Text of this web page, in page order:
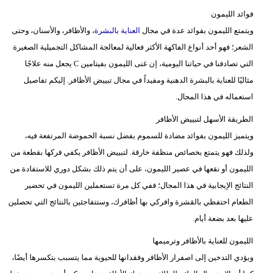
فوائد الليمون
ويتمتع الليمون بفوائد عدة في مجال العناية بالبشرة، والأظافر، والأسنان، وحتى
الشعر؛ فهو أحد أنواع الفاكهة الأكثر فعالية لمعالجة المشاكل التجميلية الصغيرة
التي تصادفنا في حياتنا اليومية، إن غنى الليمون بفيتامين C يجعل منه علاجًا
مثاليًا للعناية بالبشرة الدهنية ومفيداً في مجال تبييض الأظافر. إليكم تفاصيل
استعماله في هذا المجال.
الطريقة الأسهل لتبييض الأظافر
ويتميز الليمون بفوائد مضادة للسموم بفضل نسبة الحموضة المرتفعة فيه،
ولذلك فهو يتمتع بخصائص منظفة خارقة. لتبييض الأظافر يكفي فركها بقطعة من
الليمون أو نقعها في عصير الليمون، على أن يتم ذلك بشكل دوري للاستفادة من
النتائج الإيجابية في هذا المجال؛ ففي كل مرة تستعملين الليمون في تحضير
الطعام احتفظي بالقشرة وافركي بها أظافرك، وستتفاجئين بالنتائج التي تحصلين
عليها بعد بضعة أيام.
الليمون للعناية بالأظافر وترميمها
ويؤدي التدخين إلى اصفرار الأظافر وفقدانها للحيوية مما يتسبب بتكسرها أيضًا،